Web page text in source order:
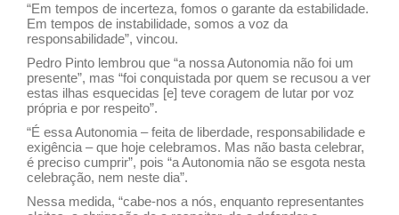
“Em tempos de incerteza, fomos o garante da estabilidade.
Em tempos de instabilidade, somos a voz da
responsabilidade”, vincou.
Pedro Pinto lembrou que “a nossa Autonomia não foi um
presente”, mas “foi conquistada por quem se recusou a ver
estas ilhas esquecidas [e] teve coragem de lutar por voz
própria e por respeito”.
“É essa Autonomia – feita de liberdade, responsabilidade e
exigência – que hoje celebramos. Mas não basta celebrar,
é preciso cumprir”, pois “a Autonomia não se esgota nesta
celebração, nem neste dia”.
Nessa medida, “cabe-nos a nós, enquanto representantes